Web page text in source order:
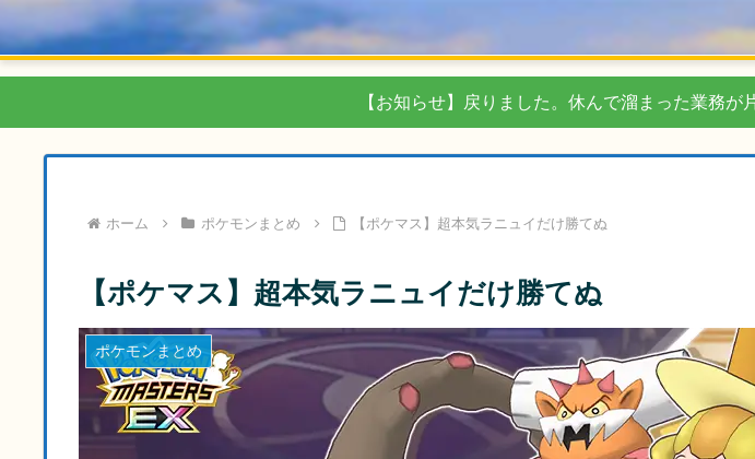
【お知らせ】戻りました。休んで溜まった業務が
ホーム ポケモンまとめ 【ポケマス】超本気ラニュイだけ勝てぬ
【ポケマス】超本気ラニュイだけ勝てぬ
ポケモンまとめ